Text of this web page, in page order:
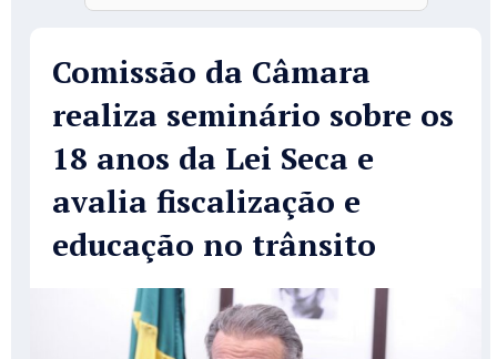
Comissão da Câmara
realiza seminário sobre os
18 anos da Lei Seca e
avalia fiscalização e
educação no trânsito